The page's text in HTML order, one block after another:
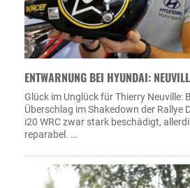
ENTWARNUNG BEI HYUNDAI:
Glück im Unglück für Thierry Neuville:
Überschlag im Shakedown der Rallye
i20 WRC zwar stark beschädigt,
reparabel. …